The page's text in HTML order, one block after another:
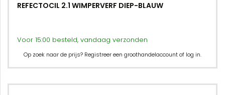
REFECTOCIL 2.1 WIMPERVERF DIEP-BLAUW
Voor 15:00 besteld, vandaag verzonden
Op zoek naar de prijs? Registreer een groothandelaccount of log in.